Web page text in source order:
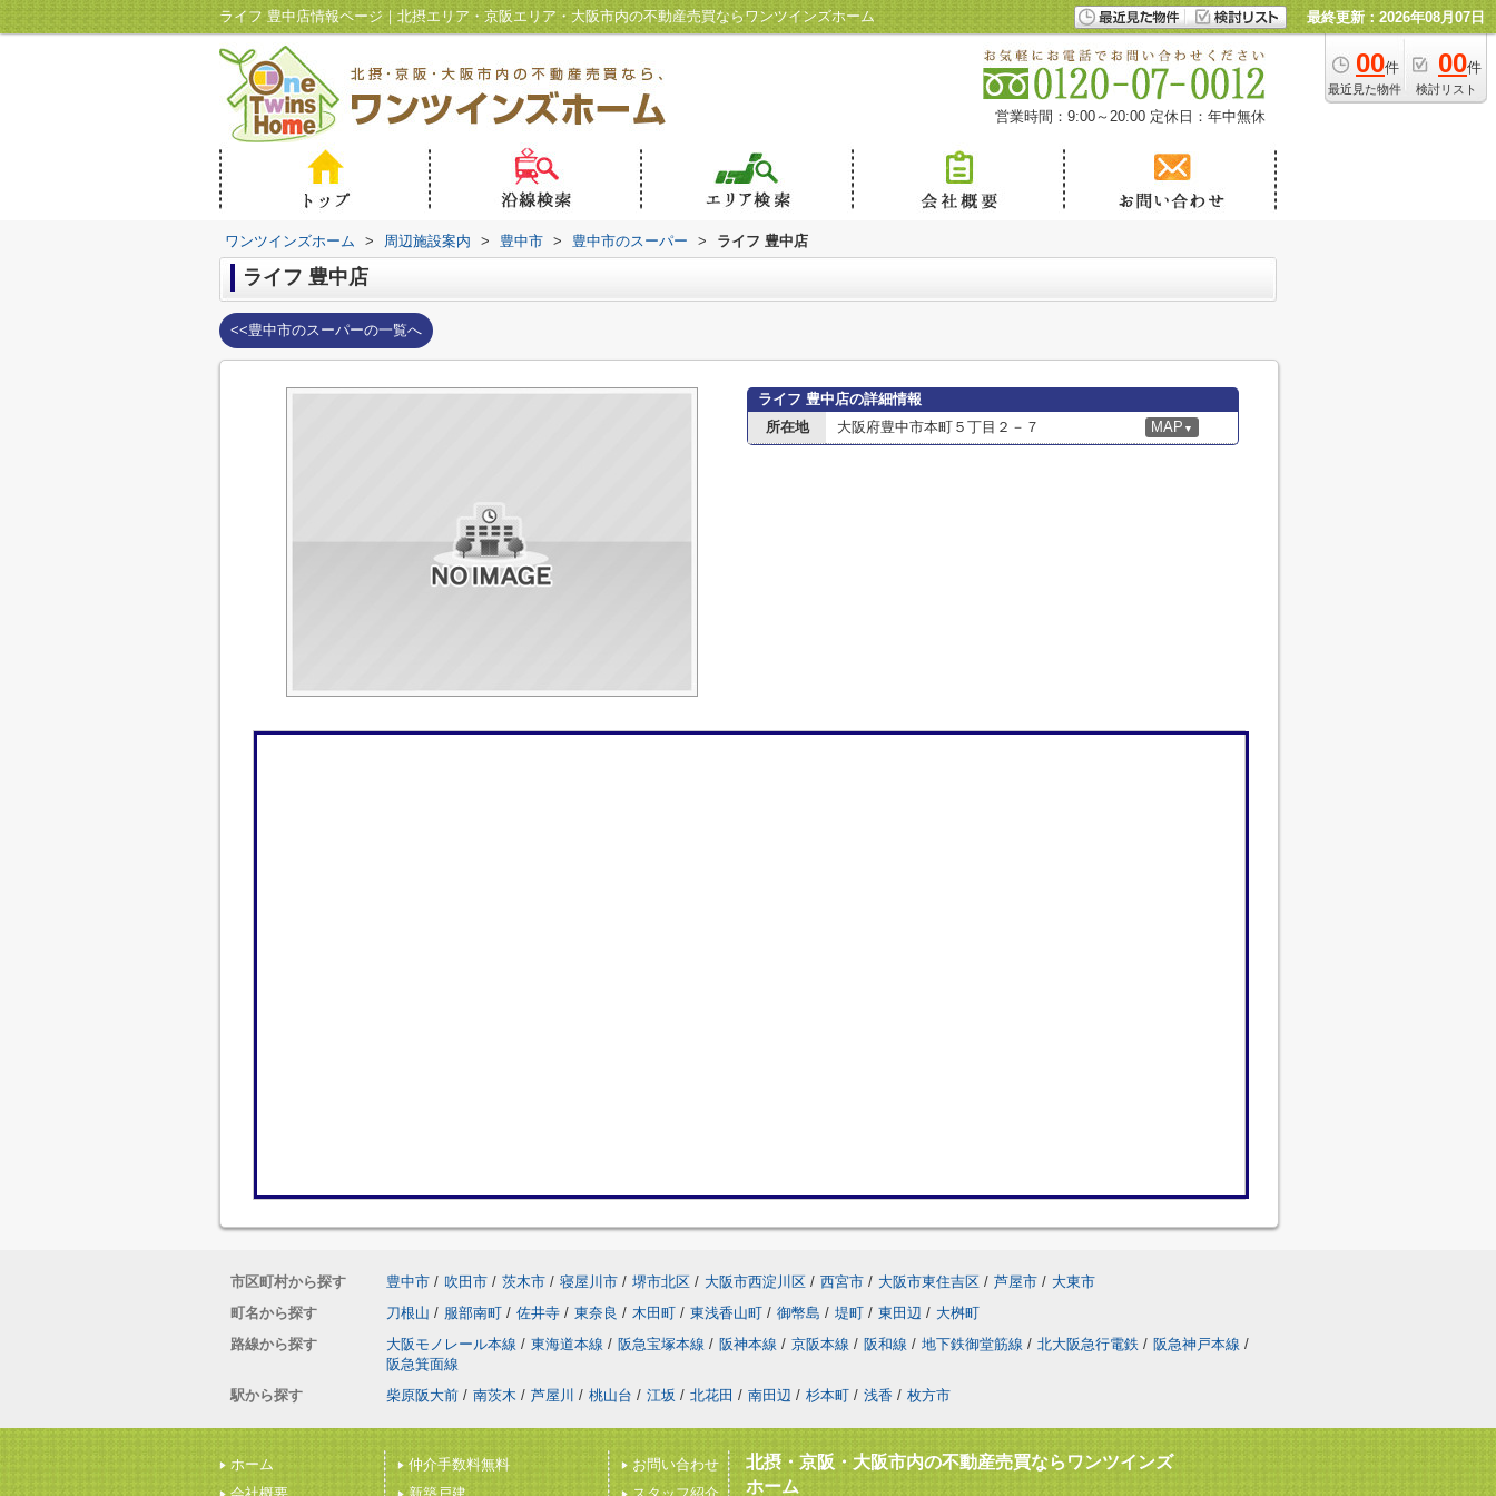
ライフ 豊中店情報ページ｜北摂エリア・京阪エリア・大阪市内の不動産売買ならワンツインズホーム 最終更新：2026年08月07日
00件
最近見た物件
00件
検討リスト
営業時間：9:00～20:00 定休日：年中無休
ワンツインズホーム > 周辺施設案内 > 豊中市 > 豊中市のスーパー > ライフ 豊中店
ライフ 豊中店
<<豊中市のスーパーの一覧へ
ライフ 豊中店の詳細情報
所在地
大阪府豊中市本町５丁目２－７ MAP ▼
市区町村から探す 豊中市 / 吹田市 / 茨木市 / 寝屋川市 / 堺市北区 / 大阪市西淀川区 / 西宮市 / 大阪市東住吉区 / 芦屋市 / 大東市
町名から探す
刀根山 / 服部南町 / 佐井寺 / 東奈良 / 木田町 / 東浅香山町 / 御幣島 / 堤町 / 東田辺 / 大桝町
路線から探す
大阪モノレール本線 / 東海道本線 / 阪急宝塚本線 / 阪神本線 / 京阪本線 / 阪和線 / 地下鉄御堂筋線 / 北大阪急行電鉄 / 阪急神戸本線 /
阪急箕面線
駅から探す
柴原阪大前 / 南茨木 / 芦屋川 / 桃山台 / 江坂 / 北花田 / 南田辺 / 杉本町 / 浅香 / 枚方市
ホーム
仲介手数料無料
お問い合わせ
北摂・京阪・大阪市内の不動産売買ならワンツインズ
ホーム